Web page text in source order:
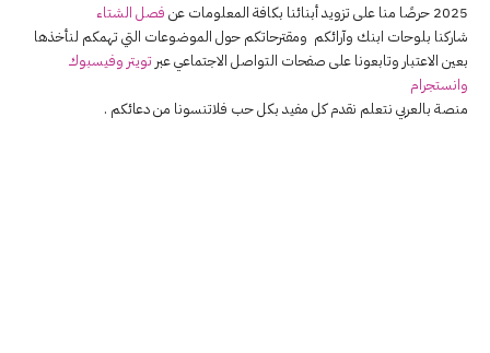
2025 حرصًا منا على تزويد أبنائنا بكافة المعلومات عن
فصل الشتاء
شاركنا بلوحات ابنك وآرائكم ومقترحاتكم حول الموضوعات التي تهمكم لنأخذها
بعين الاعتبار وتابعونا على صفحات التواصل الاجتماعي عبر تويتر وفيسبوك
وانستجرام
منصة بالعربي نتعلم نقدم كل مفيد بكل حب فلاتنسونا من دعائكم .